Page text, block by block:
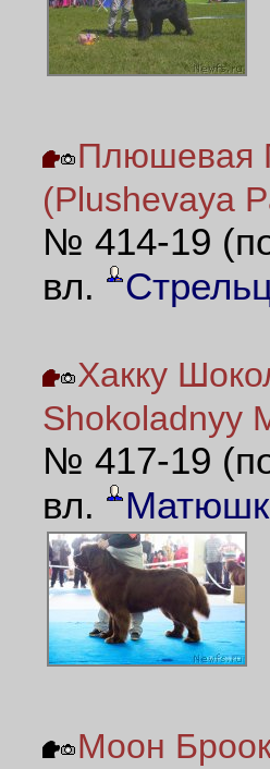
Плюшевая
(Plushevaya
№ 414-19
вл.
Хакку
Shokoladnyy
№ 417-19
вл.
Моон